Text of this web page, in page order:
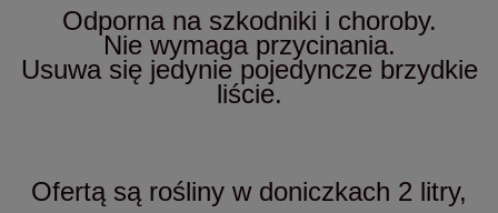
Odporna na szkodniki i choroby.
Nie wymaga przycinania.
Usuwa się jedynie pojedyncze brzydkie
liście.
Ofertą są rośliny w doniczkach 2 litry,